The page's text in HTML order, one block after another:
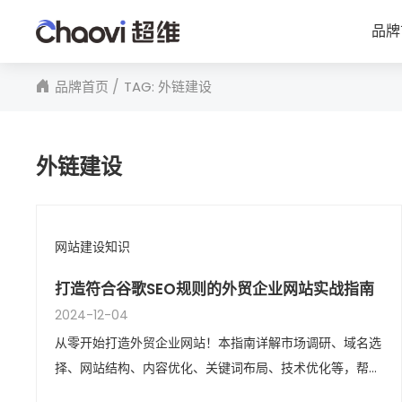
品
品牌首页 TAG: 外链建设
外链建设
网站建设知识
打造符合谷歌SEO规则的外贸企业网站实战指南
2024-12-04
从零开始打造外贸企业网站！本指南详解市场调研、域名选
择、网站结构、内容优化、关键词布局、技术优化等，帮助